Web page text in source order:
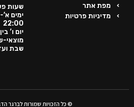
מפת אתר
מדיניות פרטיות
שעות
22:00
יום ו’ בין
שבת ועד
© כל הזכויות שמורות לברגר